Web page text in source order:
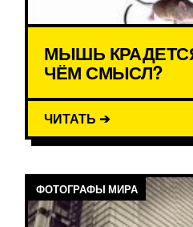
МЫШЬ
ЧЁМ СМЫСЛ?
ЧИТАТЬ ➔
ФОТОГРАФЫ МИРА